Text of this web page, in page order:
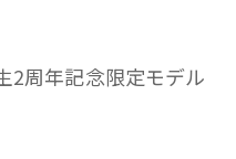
2周年記念限定モデル